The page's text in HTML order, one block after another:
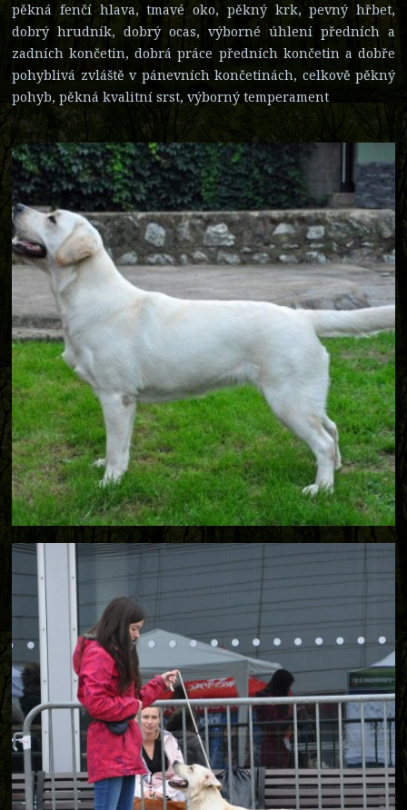
pěkná fenčí hlava, tmavé oko, pěkný krk, pevný hřbet,
dobrý hrudník, dobrý ocas, výborné úhlení předních a
zadních končetin, dobrá práce předních končetin a dobře
pohyblivá zvláště v pánevních končetinách, celkově pěkný
pohyb, pěkná kvalitní srst, výborný temperament